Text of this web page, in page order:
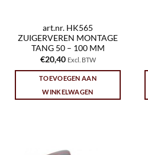
art.nr. HK565
ZUIGERVEREN MONTAGE
TANG 50 – 100 MM
€20,40 Excl. BTW
TOEVOEGEN AAN
WINKELWAGEN